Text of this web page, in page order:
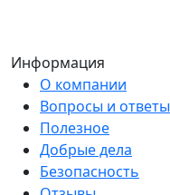
Информация
О компании
Вопросы и ответы
Полезное
Добрые дела
Безопасность